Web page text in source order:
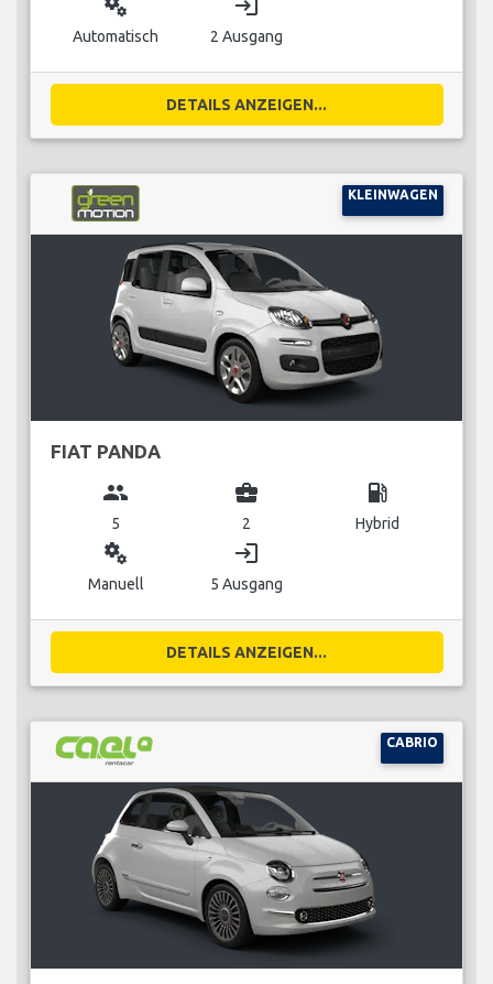
Automatisch 2 Ausgang
DETAILS ANZEIGEN...
KLEINWAGEN
FIAT PANDA
group
5
business_center
2
local_gas_station
Hybrid
miscellaneous_services
Manuell
login
5 Ausgang
DETAILS ANZEIGEN...
CABRIO